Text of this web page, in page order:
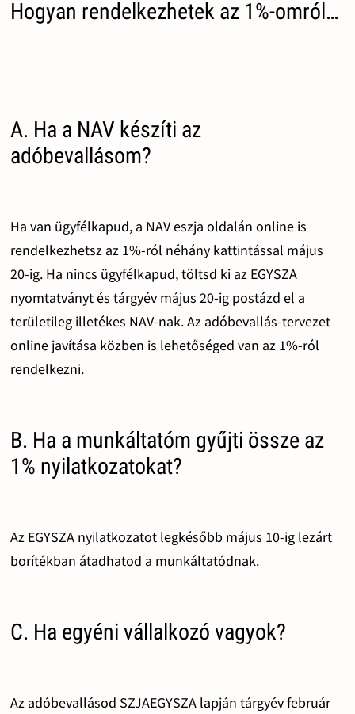
Hogyan rendelkezhetek az 1%-omról…
A. Ha a NAV készíti az
adóbevallásom?
Ha van ügyfélkapud, a NAV eszja oldalán online is
rendelkezhetsz az 1%-ról néhány kattintással május
20-ig. Ha nincs ügyfélkapud, töltsd ki az EGYSZA
nyomtatványt és tárgyév május 20-ig postázd el a
területileg illetékes NAV-nak. Az adóbevallás-tervezet
online javítása közben is lehetőséged van az 1%-ról
rendelkezni.
B. Ha a munkáltatóm gyűjti össze az
1% nyilatkozatokat?
Az EGYSZA nyilatkozatot legkésőbb május 10-ig lezárt
borítékban átadhatod a munkáltatódnak.
C. Ha egyéni vállalkozó vagyok?
Az adóbevallásod SZJAEGYSZA lapján tárgyév február